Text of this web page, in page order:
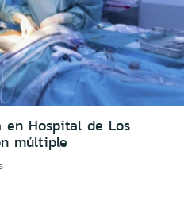
en Hospital de Los
múltiple